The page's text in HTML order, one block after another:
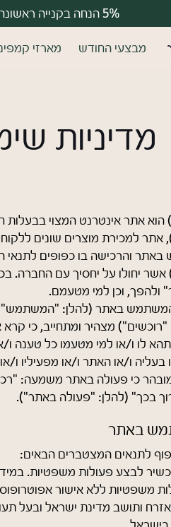
משלוחים חינם 5% הנחה בקנייה ראשונה
מבצעי החודש מארזי
שכחתי סיסמה
מדיניות
למכירת מוצרים שונים
באתר והרכישה בו כפופים
יחולו על יחסיך עם החברה.
ולהפך, וכן למי מטעמם.
באתר (להלן: "המשתמש")
מצהיר ומתחייב, כי קרא
תהא לו ו/או למי מטעמו כל טענה
ו/או האתר ו/או מפעיליו ו/
כי פעולה באתר משמעה:
בכך" (להלן: "פעולה באתר").
באתר
לתנאים המצטברים הבאים:
משפטיות ללא אישור
ותושב מדינת ישראל ובעל